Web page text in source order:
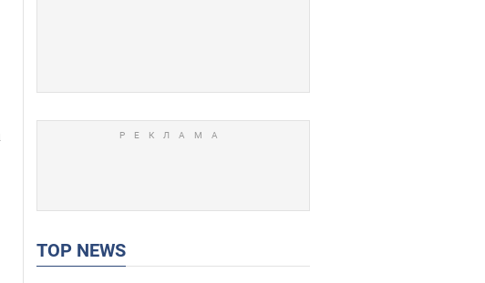
TOP NEWS